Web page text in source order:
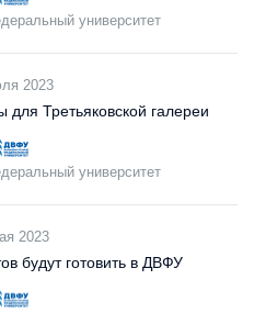
университет
2023
для Третьяковской галереи
университет
2023
будут готовить в ДВФУ